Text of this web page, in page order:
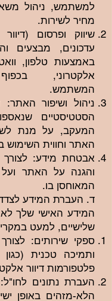
למשתמש, ניהול
מחיר לשירות.
שיווק ופרסום
עדכונים, מבצעים
באמצעות טלפון,
אלקטרוני,
המשתמש.
ניהול ושיפור האתר:
הסטטיסטיים
המעקב, על מנת
האתר וחווית השימוש
אבטחת מידע: לצורך
והגנה על האתר
המאוחסן בו.
ד. העברת המידע
המידע האישי שלך לא
שלישיים, למעט
ספקי שירותים:
ותמיכה טכנית (כגון
פלטפורמות דיוור
העברת נתונים
הלא-מזהים באופן